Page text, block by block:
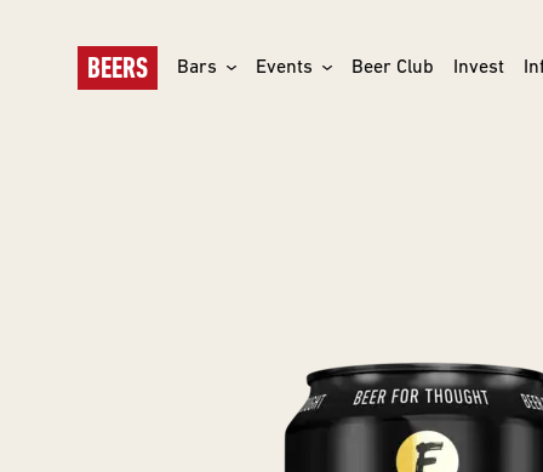
BEERS Bars Events Beer Club Invest